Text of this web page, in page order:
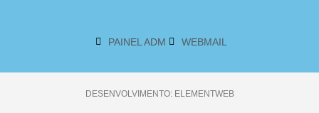
PAINEL ADM WEBMAIL
DESENVOLVIMENTO: ELEMENTWEB